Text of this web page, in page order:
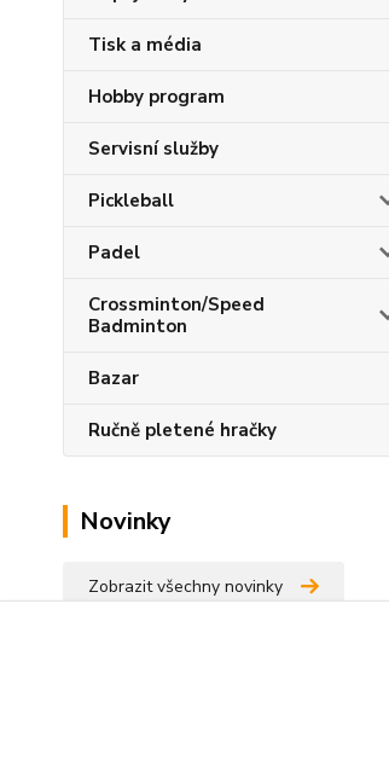
Tisk a média
Hobby program
Servisní služby
Pickleball
Padel
Crossminton/Speed
Badminton
Bazar
Ručně pletené hračky
Novinky
Zobrazit všechny novinky